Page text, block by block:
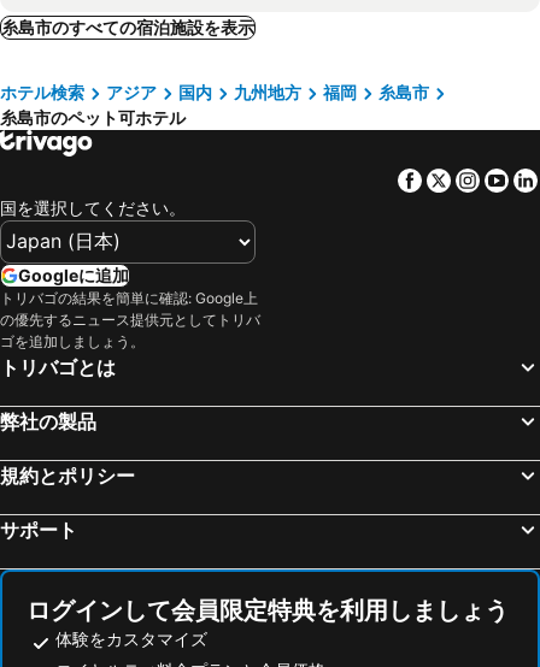
朝倉市, pet friendly hotels
大木町, pet friendly hotels
筑後, pet friendly hotels
小城, pet friendly hotels
志免町, pet friendly hotels
糸島市のすべての宿泊施設を表示
ホテル検索 アジア 国内 九州地方 福岡
糸島市
糸島市のペット可ホテル
Facebook
Twitter
国を選択してください。
Googleに追加
トリバゴの結果を簡単に確認: Google上
の優先するニュース提供元としてトリバ
ゴを追加しましょう。
トリバゴとは
弊社の製品
規約とポリシー
サポート
ログインして会員限定特典を利用しましょう
体験をカスタマイズ